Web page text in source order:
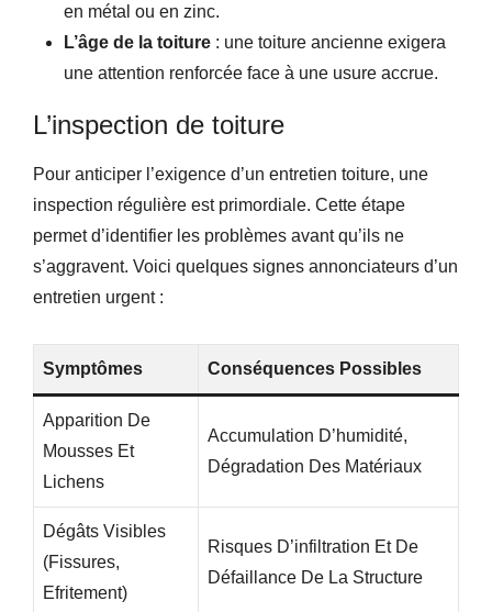
en métal ou en zinc.
L’âge de la toiture : une toiture ancienne exigera
une attention renforcée face à une usure accrue.
L’inspection de toiture
Pour anticiper l’exigence d’un entretien toiture, une
inspection régulière est primordiale. Cette étape
permet d’identifier les problèmes avant qu’ils ne
s’aggravent. Voici quelques signes annonciateurs d’un
entretien urgent :
Symptômes Conséquences Possibles
Apparition De
Mousses Et
Lichens
Accumulation D’humidité,
Dégradation Des Matériaux
Dégâts Visibles
(fissures,
Efritement)
Risques D’infiltration Et De
Défaillance De La Structure